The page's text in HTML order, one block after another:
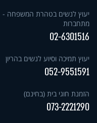
יעוץ לנשים בטהרת המשפחה -
מתחברות
02-6301516
יעוץ תמיכה וסיוע לנשים בהריון
052-9551591
הזמנת חוגי בית (בחינם)
073-2221290